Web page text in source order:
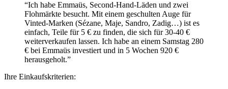
“Ich habe Emmaüs, Second-Hand-Läden und zwei
Flohmärkte besucht. Mit einem geschulten Auge für
Vinted-Marken (Sézane, Maje, Sandro, Zadig…) ist es
einfach, Teile für 5 € zu finden, die sich für 30-40 €
weiterverkaufen lassen. Ich habe an einem Samstag 280
€ bei Emmaüs investiert und in 5 Wochen 920 €
herausgeholt.”
Ihre Einkaufskriterien: